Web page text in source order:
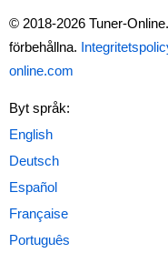
© 2018-2026 Tuner-
förbehållna.
online.com
Byt språk: